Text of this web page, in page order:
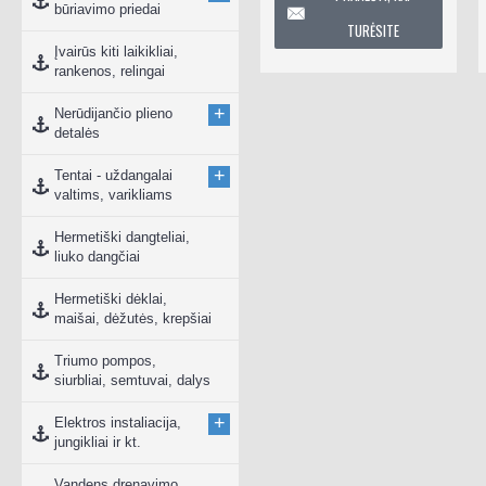
būriavimo priedai
Įvairūs kiti laikikliai,
rankenos, relingai
Nerūdijančio plieno
detalės
+
Tentai - uždangalai
valtims, varikliams
+
Hermetiški dangteliai,
liuko dangčiai
Hermetiški dėklai,
maišai, dėžutės, krepšiai
Triumo pompos,
siurbliai, semtuvai, dalys
Elektros instaliacija,
jungikliai ir kt.
+
TURĖSITE